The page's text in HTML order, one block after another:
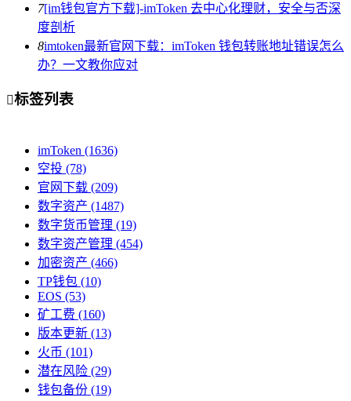
7[im钱包官方下载]-imToken 去中心化理财，安全与否深
度剖析
8imtoken最新官网下载：imToken 钱包转账地址错误怎么
办？一文教你应对
标签列表
imToken (1636)
空投 (78)
官网下载 (209)
数字资产 (1487)
数字货币管理 (19)
数字资产管理 (454)
加密资产 (466)
TP钱包 (10)
EOS (53)
矿工费 (160)
版本更新 (13)
火币 (101)
潜在风险 (29)
钱包备份 (19)